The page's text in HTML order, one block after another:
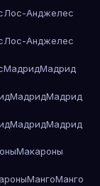
Лос-Анджелес
Лос-Анджелес
МадридМадрид
МадридМадрид
МадридМадрид
Макароны
МангоМанго